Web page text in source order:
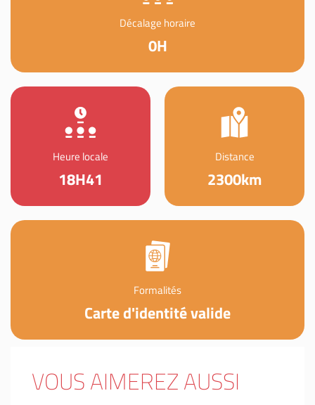
Décalage horaire
0H
Heure locale
18H41
Distance
2300km
Formalités
Carte d'identité valide
VOUS AIMEREZ AUSSI